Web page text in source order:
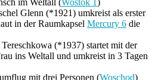
im Weltall (Wostok 1)
Glenn (*1921) umkreist als erster
in der Raumkapsel Mercury 6 die
(*1937) startet mit der
ins Weltall und umkreist in 3 Tagen
mit drei Personen (Woschod)